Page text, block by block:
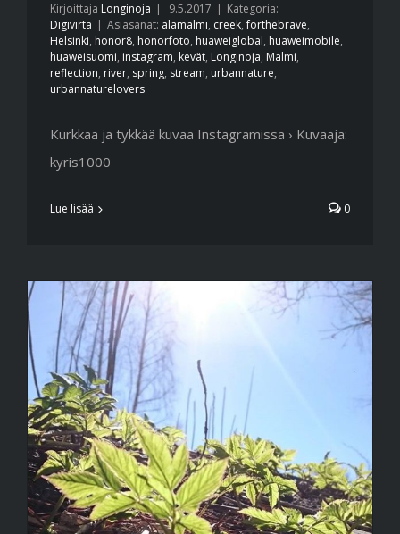
Kirjoittaja Longinoja 9.5.2017
Kategoria:
Digivirta
Asiasanat: alamalmi, creek,forthebrave,
Helsinki, honor8, honorfoto, huaweiglobal, huaweimobile,
huaweisuomi, instagram, kevät, Longinoja, Malmi,
reflection, river, spring, stream, urbannature,
urbannaturelovers
Kurkkaa ja tykkää kuvaa Instagramissa › Kuvaaja:
kyris1000
Lue lisää 0